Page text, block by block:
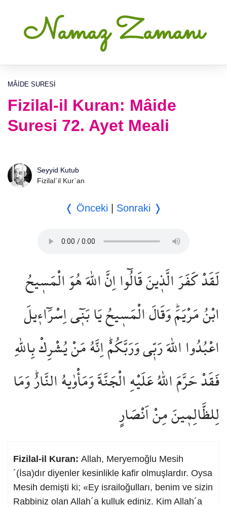
Namaz Zamanı
MÂIDE SURESI
Fizilal-il Kuran: Mâide
Suresi 72. Ayet Meali
Seyyid Kutub
Fizilal´il Kur`an
❬ Önceki Sonraki ❭
لَقَدْ كَفَرَ الَّذ۪ينَ قَالُٓوا اِنَّ اللّٰهَ هُوَ الْمَس۪يحُ
ابْنُ مَرْيَمَۜ وَقَالَ الْمَس۪يحُ يَا بَن۪ٓي اِسْرَٓاء۪يلَ
اعْبُدُوا اللّٰهَ رَبّ۪ي وَرَبَّكُمْۜ اِنَّهُ مَنْ يُشْرِكْ بِاللّٰهِ
فَقَدْ حَرَّمَ اللّٰهُ عَلَيْهِ الْجَنَّةَ وَمَأْوٰيهُ النَّارُۜ وَمَا
لِلظَّالِم۪ينَ مِنْ اَنْصَارٍ
Fizilal-il Kuran: Allah, Meryemoğlu Mesih
´(İsa)dır diyenler kesinlikle kafir olmuşlardır. Oysa
Mesih demişti ki; «Ey israiloğulları, benim ve sizin
Rabbiniz olan Allah´a kulluk ediniz. Kim Allah´a